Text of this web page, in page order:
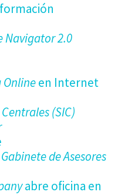
Navigator 2.0
Onlineen Internet
(SIC)
Gabinete de Asesores
abre oficina en